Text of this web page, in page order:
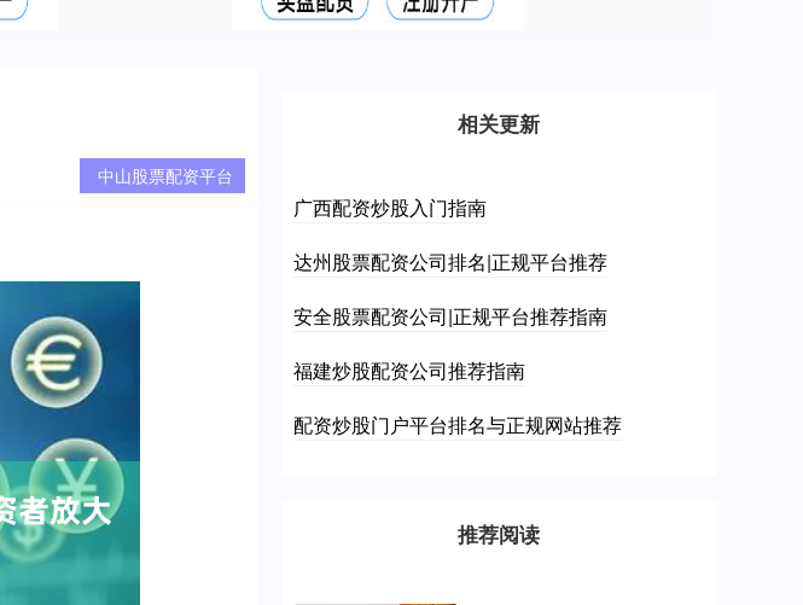
中山股票配资平台
相关更新
广西配资炒股入门指南
达州股票配资公司排名|正规平台推荐
安全股票配资公司|正规平台推荐指南
福建炒股配资公司推荐指南
配资炒股门户平台排名与正规网站推荐
推荐阅读